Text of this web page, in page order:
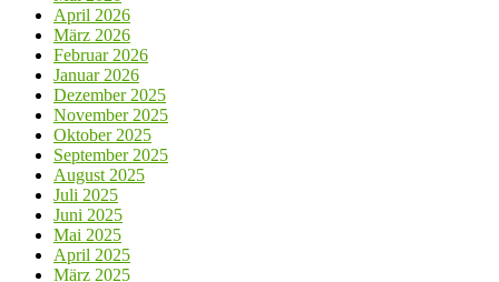
April 2026
März 2026
Februar 2026
Januar 2026
Dezember 2025
November 2025
Oktober 2025
September 2025
August 2025
Juli 2025
Juni 2025
Mai 2025
April 2025
März 2025